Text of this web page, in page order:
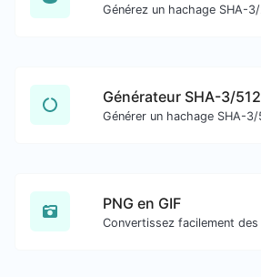
Générateur SHA-3/512
PNG en GIF